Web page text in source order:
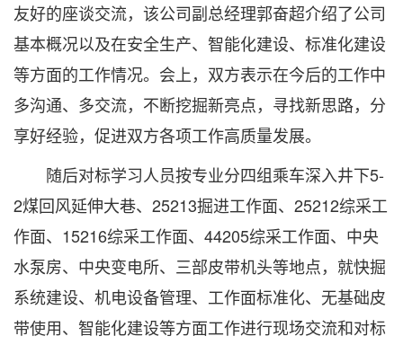
友好的座谈交流，该公司副总经理郭奋超介绍了公司
基本概况以及在安全生产、智能化建设、标准化建设
等方面的工作情况。会上，双方表示在今后的工作中
多沟通、多交流，不断挖掘新亮点，寻找新思路，分
享好经验，促进双方各项工作高质量发展。
随后对标学习人员按专业分四组乘车深入井下5-
2煤回风延伸大巷、25213掘进工作面、25212综采工
作面、15216综采工作面、44205综采工作面、中央
水泵房、中央变电所、三部皮带机头等地点，就快掘
系统建设、机电设备管理、工作面标准化、无基础皮
带使用、智能化建设等方面工作进行现场交流和对标